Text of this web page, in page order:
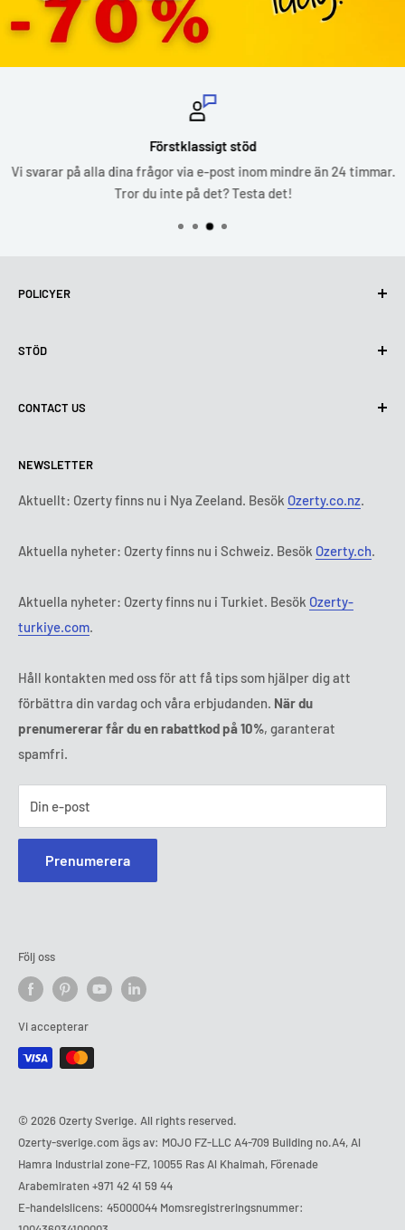
Förstklassigt stöd
Vi svarar på alla dina frågor via e-post inom mindre än 24 timmar.
Tror du inte på det? Testa det!
POLICYER
Användning av cookies (GDPR)
Leveransvillkor
Betalningsvillkor
Abonnemangets villkor och bestämmelser
STÖD
Kontakta oss
Rättsligt meddelande
FAQ
Ozerty håller dig säker
CONTACT US
Tisdag:9:00 - 18:00
Onsdag:
9:00 - 18:00
Fredag:
9:00 - 18:00
Tl: 010 884 87 30
E-post:
NEWSLETTER
Aktuellt: Ozerty finns nu i Nya Zeeland. Besök Ozerty.co.nz.
Aktuella nyheter: Ozerty finns nu i Schweiz. Besök Ozerty.ch.
Aktuella nyheter: Ozerty finns nu i Turkiet. Besök Ozerty-
turkiye.com.
Håll kontakten med oss för att få tips som hjälper dig att
förbättra din vardag och våra erbjudanden. När du
prenumererar får du en rabattkod på 10%, garanterat
spamfri.
Din e-post
Prenumerera
Följ oss
Vi accepterar
© 2026 Ozerty Sverige. All rights reserved.
Ozerty-sverige.com ägs av: MOJO FZ-LLC A4-709 Building no.A4, Al
Hamra Industrial zone-FZ, 10055 Ras Al Khaimah, Förenade
Arabemiraten+971 42 41 59 44
E-handelslicens: 45000044 Momsregistreringsnummer: